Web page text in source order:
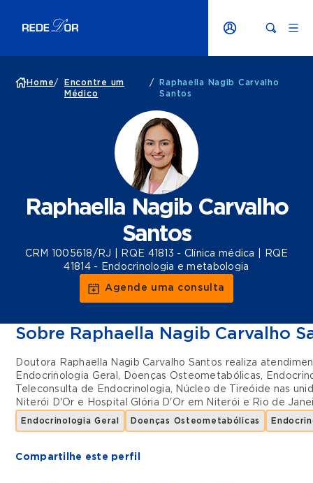
Home/
Encontre um
Médico
/
Raphaella Nagib Carvalho
Santos
Raphaella Nagib Carvalho
Santos
CRM 1005618/RJ | RQE 41813 - Clínica médica | RQE
41814 - Endocrinologia e metabologia
Agende uma consulta
Sobre Raphaella Nagib Carvalho
Doutora Raphaella Nagib Carvalho Santos realiza
Endocrinologia Geral, Doenças Osteometabólicas,
Teleconsulta de Endocrinologia, Núcleo de Tireóide nas
Niterói D'Or e Hospital Glória D'Or em Niterói e Rio de
Endocrinologia Geral Doenças Osteometabólicas
Compartilhe este perfil